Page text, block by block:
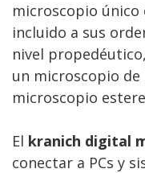
microscopio único
incluido a sus
nivel
un microscopio
microscopio
El kranich digital
conectar a PCs y